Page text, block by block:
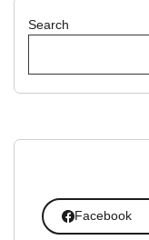
Search
Facebook